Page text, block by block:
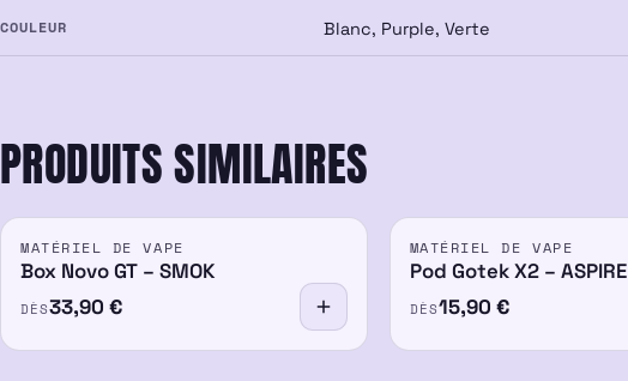
COULEUR Blanc, Purple, Verte
PRODUITS SIMILAIRES
MATÉRIEL DE VAPE
Box Novo GT – SMOK
DÈS33,90€
MATÉRIEL DE VAPE
Pod Gotek X2 – ASPIRE
DÈS15,90 €